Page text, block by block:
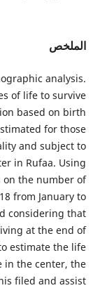
الملخص
analysis.
of life to survive
based on birth
for those
and subject to
in Rufaa. Using
on the number of
from January to
considering that
at the end of
estimate the life
in the center, the
filed and assist